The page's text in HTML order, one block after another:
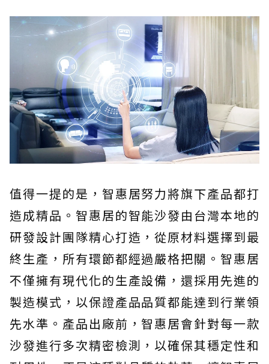
值得一提的是，智惠居努力將旗下產品都打
造成精品。智惠居的智能沙發由台灣本地的
研發設計團隊精心打造，從原材料選擇到最
終生產，所有環節都經過嚴格把關。智惠居
不僅擁有現代化的生產設備，還採用先進的
製造模式，以保證產品品質都能達到行業領
先水準。產品出廠前，智惠居會針對每一款
沙發進行多次精密檢測，以確保其穩定性和